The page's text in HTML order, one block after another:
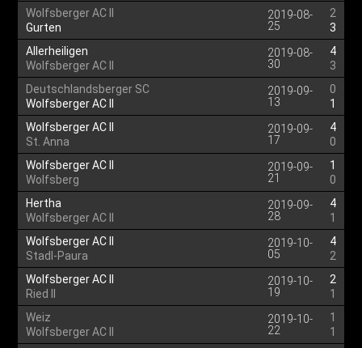
Wolfsberger AC II
Gurten
2019-08-
25
2
3
Allerheiligen
Wolfsberger AC II
2019-08-
30
4
3
Deutschlandsberger SC
Wolfsberger AC II
2019-09-
13
0
1
Wolfsberger AC II
St. Anna
2019-09-
17
4
0
Wolfsberger AC II
Wolfsberg
2019-09-
21
1
0
Hertha
Wolfsberger AC II
2019-09-
28
4
1
Wolfsberger AC II
Stadl-Paura
2019-10-
05
4
2
Wolfsberger AC II
Ried II
2019-10-
19
2
1
Weiz
Wolfsberger AC II
2019-10-
22
1
1